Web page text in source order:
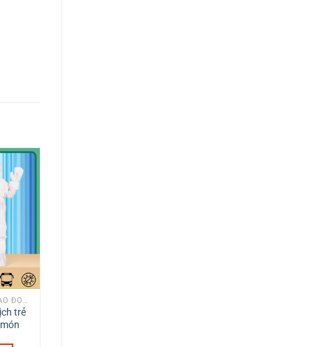
TRANG PHỤC BẢO HỘ LAO ĐỘNG
trẻ